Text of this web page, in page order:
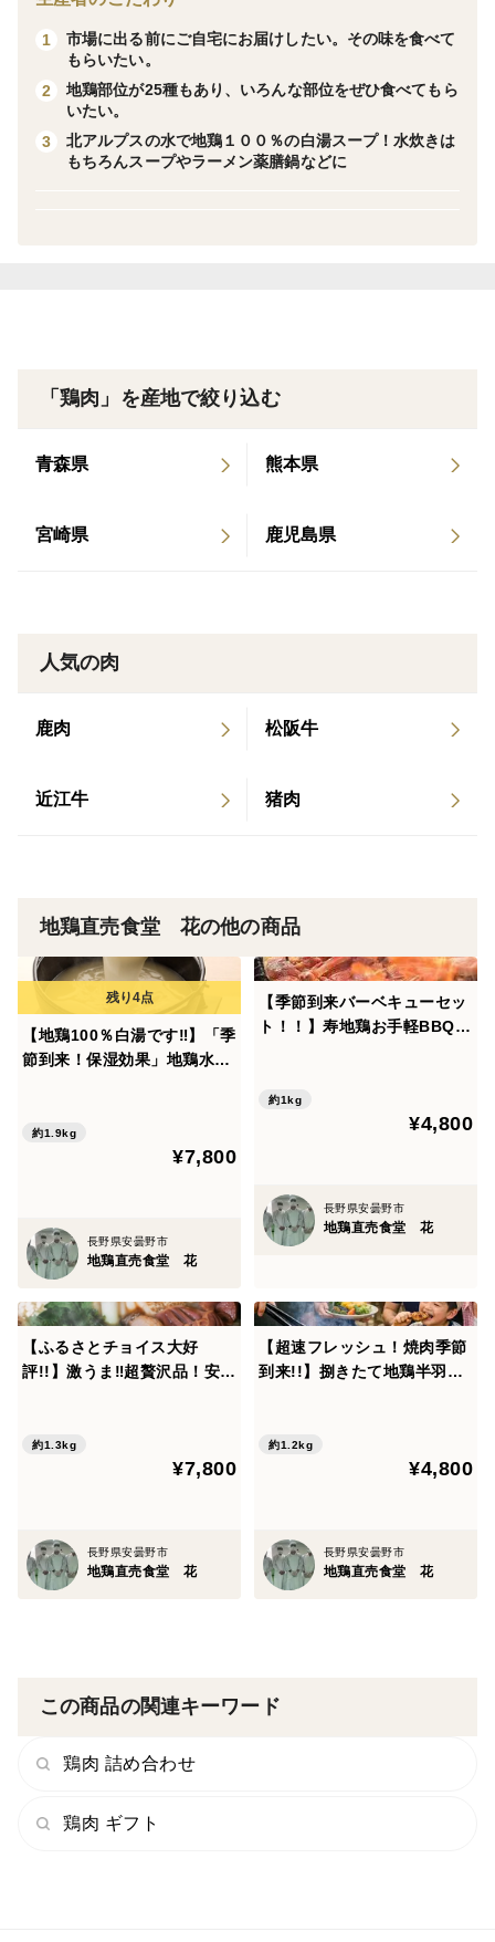
の清流かけ流しで育った地鶏です。飼育環境に関しては
最高水準です。
＜地鶏種＞
季節変動や飼育羽数の調整、飼料調整、飼育日数により
1
市場に出る前にご自宅にお届けしたい。その味を食べて
もらいたい。
2
地鶏部位が25種もあり、いろんな部位をぜひ食べてもら
いたい。
3
北アルプスの水で地鶏１００％の白湯スープ！水炊きは
もちろんスープやラーメン薬膳鍋などに
「鶏肉」を産地で絞り込む
青森県 熊本県
宮崎県 鹿児島県
人気の肉
鹿肉 松阪牛
近江牛 猪肉
地鶏直売食堂 花の他の商品
【地鶏100％白湯です‼】「季
節到来！保湿効果」地鶏水炊
約1.9kg
¥7,800
長野県安曇野市
地鶏直売食堂 花
【季節到来バーベキューセッ
ト！！】寿地鶏お手軽BBQセ
約1kg
¥4,800
長野県安曇野市
地鶏直売食堂 花
【ふるさとチョイス大好
評!!】激うま‼超贅沢品！安曇
約1.3kg
¥7,800
長野県安曇野市
地鶏直売食堂 花
【超速フレッシュ！焼肉季節
到来!!】捌きたて地鶏半羽セ
g！！
約1.2kg
¥4,800
長野県安曇野市
地鶏直売食堂 花
この商品の関連キーワード
鶏肉 詰め合わせ
鶏肉 ギフト